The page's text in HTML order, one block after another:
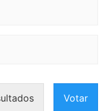
Votar